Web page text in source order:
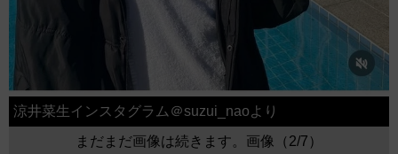
涼井菜生インスタグラム＠suzui_naoより
まだまだ画像は続きます。画像（2/7）